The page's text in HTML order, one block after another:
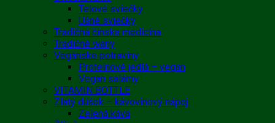
Telové sviečky
Ušné sviečky
Tradičná čínska medicína
Tradičné wany
Vegánske potraviny
Proteínové jedlá – vegan
Vegan salámy
VITAMIN BOTTLE
Zlatý dúšok – kávovinový nápoj
Zelená káva